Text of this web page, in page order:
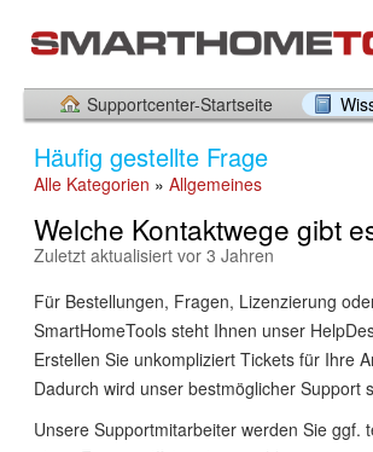
Supportcenter-Startseite
Häufig gestellte Frage
Alle Kategorien » Allgemeines
Welche Kontaktwege gibt
Zuletzt aktualisiert vor 3 Jahren
Für Bestellungen, Fragen, Lizenzierung
SmartHomeTools steht Ihnen unser
Erstellen Sie unkompliziert Tickets für Ihre
Dadurch wird unser bestmöglicher Support
Unsere Supportmitarbeiter werden Sie ggf.